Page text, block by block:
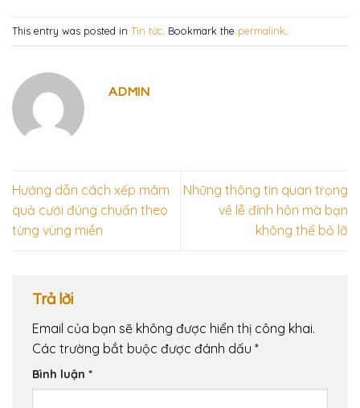
This entry was posted in Tin tức. Bookmark the permalink.
ADMIN
Hướng dẫn cách xếp mâm
quả cưới đúng chuẩn theo
từng vùng miền
Những thông tin quan trọng
về lễ đính hôn mà bạn
không thể bỏ lỡ
Trả lời
Email của bạn sẽ không được hiển thị công khai.
Các trường bắt buộc được đánh dấu *
Bình luận *